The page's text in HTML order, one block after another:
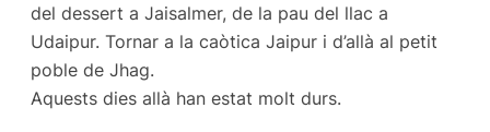
del dessert a Jaisalmer, de la pau del llac a
Udaipur. Tornar a la caòtica Jaipur i d’allà al petit
poble de Jhag.
Aquests dies allà han estat molt durs.